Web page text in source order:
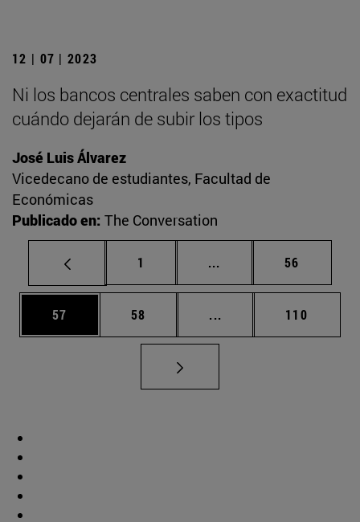
12 | 07 | 2023
Ni los bancos centrales saben con exactitud
cuándo dejarán de subir los tipos
José Luis Álvarez
Vicedecano de estudiantes, Facultad de
Económicas
Publicado en: The Conversation
Página
1 ... Páginas intermedias
Página
56
Página
57 Página
58 ... Páginas intermedias
Página
110